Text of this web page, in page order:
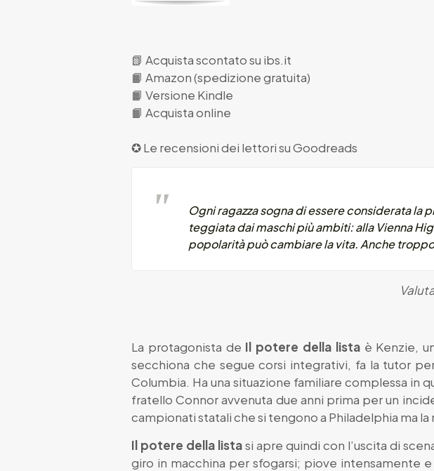
📗 Acquista scontato su ibs.it
📙 Amazon (spedizione gratuita)
📙 Versione Kindle
📙 Acquista online
✪ Le recensioni dei lettori suGoodreads
Ogni ragazza sogna di essere considerata la
teggiata dai maschi più ambiti: alla Vienna
popolarità può cambiare la vita. Anche
La protagonista de Il potere della listaè Kenzie,
secchiona che segue corsi integrativi, fa la tutor
Columbia. Ha una situazione familiare complessa in
fratello Connor avvenuta due anni prima per un
campionati statali che si tengono a Philadelphia ma
Il potere della listasi apre quindi con l’uscita di
giro in macchina per sfogarsi; piove intensamente